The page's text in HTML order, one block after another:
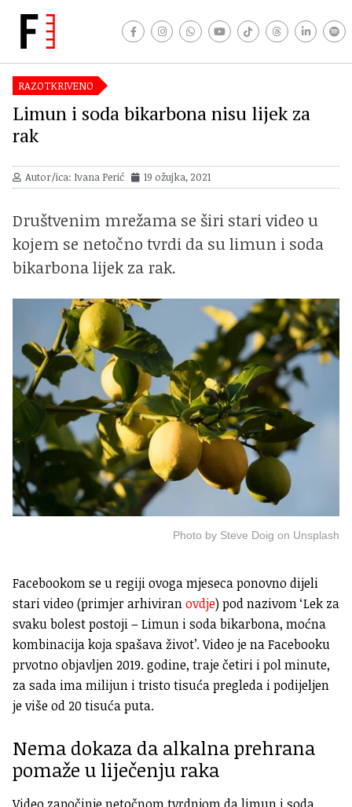
RAZOTKRIVENO
Limun i soda bikarbona nisu lijek za
rak
Autor/ica: Ivana Perić 19 ožujka, 2021
Društvenim mrežama se širi stari video u
kojem se netočno tvrdi da su limun i soda
bikarbona lijek za rak.
Photo by Steve Doig on Unsplash
Facebookom se u regiji ovoga mjeseca ponovno dijeli
stari video (primjer arhiviranovdje) pod nazivom ‘Lek za
svaku bolest postoji – Limun i soda bikarbona, moćna
kombinacija koja spašava život’. Video je na Facebooku
prvotno objavljen 2019. godine, traje četiri i pol minute,
za sada ima milijun i tristo tisuća pregleda i podijeljen
je više od 20 tisuća puta.
Nema dokaza da alkalna prehrana
pomaže u liječenju raka